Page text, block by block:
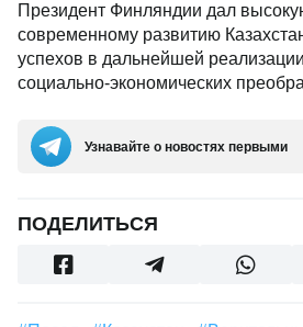
Президент Финляндии дал
современному развитию
успехов в дальнейшей
социально-экономических
Узнавайте о новостях первыми
ПОДЕЛИТЬСЯ